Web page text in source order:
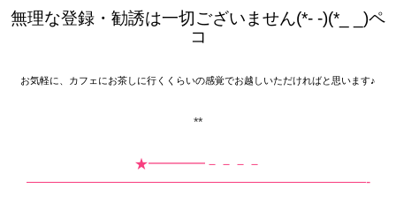
無理な登録・勧誘は一切ございません(*- -)(*_ _)ペ
コ
お気軽に、カフェにお茶しに行くくらいの感覚でお越しいただければと思います♪
**
★━━━━－－－－
————————————————————————-